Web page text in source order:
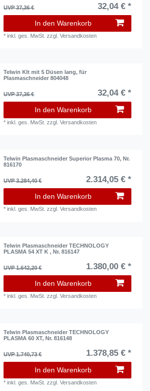
UVP 37,36 € 32,04 € *
In den Warenkorb
*inkl. ges. MwSt. zzgl.Versandkosten
Telwin KIt mit 5 Düsen lang, für
Plasmaschneider 804048
UVP 37,36 € 32,04 € *
In den Warenkorb
*inkl. ges. MwSt. zzgl.Versandkosten
Telwin Plasmaschneider Superior Plasma 70, Nr.
816170
UVP 3.284,40 € 2.314,05 € *
In den Warenkorb
*inkl. ges. MwSt. zzgl.Versandkosten
Telwin Plasmaschneider TECHNOLOGY
PLASMA 54 XT K , Nr. 816147
UVP 1.642,20 € 1.380,00 € *
In den Warenkorb
*inkl. ges. MwSt. zzgl.Versandkosten
Telwin Plasmaschneider TECHNOLOGY
PLASMA 60 XT, Nr. 816148
UVP 1.740,73 € 1.378,85 € *
In den Warenkorb
*inkl. ges. MwSt. zzgl.Versandkosten